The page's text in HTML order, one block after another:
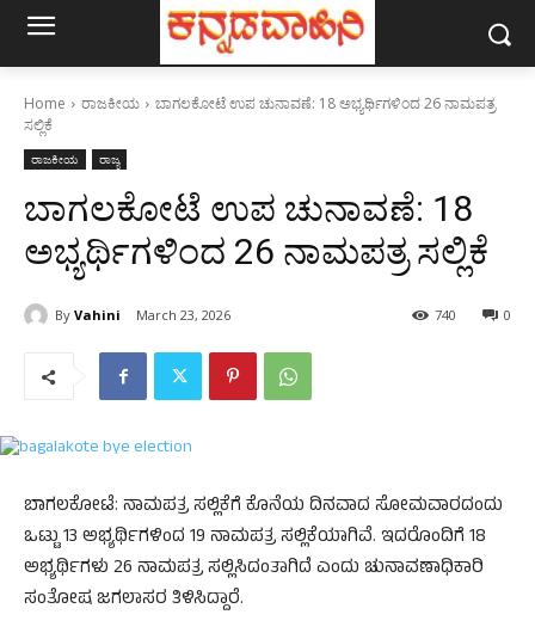
Home ರಾಜಕೀಯ
ಬಾಗಲಕೋಟೆ ಉಪ ಚುನಾವಣೆ: 18 ಅಭ್ಯರ್ಥಿಗಳಿಂದ 26 ನಾಮಪತ್ರ
ಸಲ್ಲಿಕೆ
ರಾಜಕೀಯ ರಾಜ್ಯ
ಬಾಗಲಕೋಟೆ ಉಪ ಚುನಾವಣೆ: 18
ಅಭ್ಯರ್ಥಿಗಳಿಂದ 26 ನಾಮಪತ್ರ ಸಲ್ಲಿಕೆ
By Vahini March 23, 2026 0
740
ಬಾಗಲಕೋಟೆ: ನಾಮಪತ್ರ ಸಲ್ಲಿಕೆಗೆ ಕೊನೆಯ ದಿನವಾದ ಸೋಮವಾರದಂದು
ಒಟ್ಟು 13 ಅಭ್ಯರ್ಥಿಗಳಿಂದ 19 ನಾಮಪತ್ರ ಸಲ್ಲಿಕೆಯಾಗಿವೆ. ಇದರೊಂದಿಗೆ 18
ಅಭ್ಯರ್ಥಿಗಳು 26 ನಾಮಪತ್ರ ಸಲ್ಲಿಸಿದಂತಾಗಿದೆ ಎಂದು ಚುನಾವಣಾಧಿಕಾರಿ
ಸಂತೋಷ ಜಗಲಾಸರ ತಿಳಿಸಿದ್ದಾರೆ.